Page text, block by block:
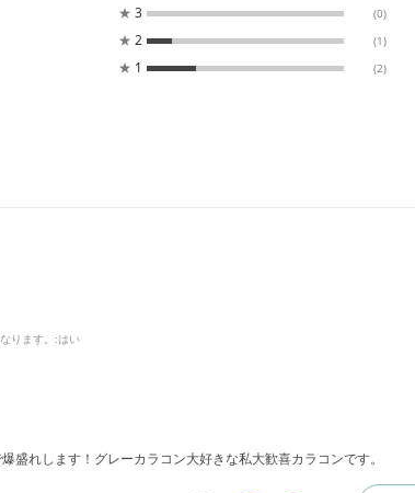
★ 3 (0)
★ 2 (1)
★ 1 (2)
ります。 :はい
盛れします！グレーカラコン大好きな私大歓喜カラコンです。